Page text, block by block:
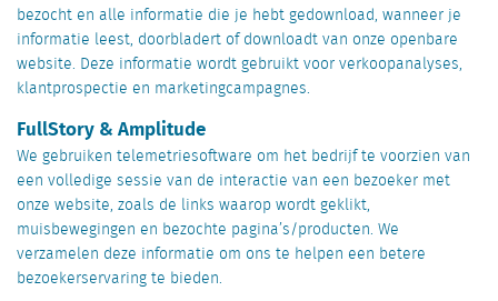
bezocht en alle informatie die je hebt gedownload, wanneer je
informatie leest, doorbladert of downloadt van onze openbare
website. Deze informatie wordt gebruikt voor verkoopanalyses,
klantprospectie en marketingcampagnes.
FullStory & Amplitude
We gebruiken telemetriesoftware om het bedrijf te voorzien van
een volledige sessie van de interactie van een bezoeker met
onze website, zoals de links waarop wordt geklikt,
muisbewegingen en bezochte pagina’s/producten. We
verzamelen deze informatie om ons te helpen een betere
bezoekerservaring te bieden.